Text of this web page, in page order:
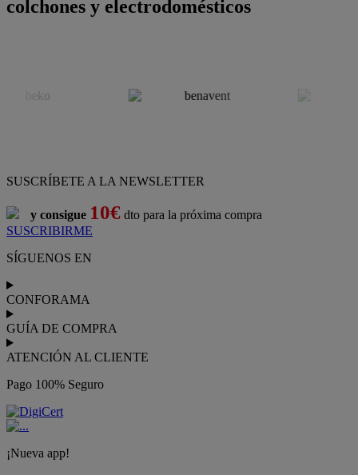
colchones y electrodomésticos
SUSCRÍBETE A LA NEWSLETTER
y consigue 10€ dto para la próxima compra
SUSCRIBIRME
SÍGUENOS EN
CONFORAMA
GUÍA DE COMPRA
ATENCIÓN AL CLIENTE
Pago 100% Seguro
¡Nueva app!